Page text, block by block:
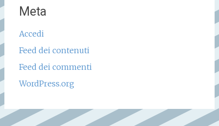
Meta
Accedi
Feed dei contenuti
Feed dei commenti
WordPress.org